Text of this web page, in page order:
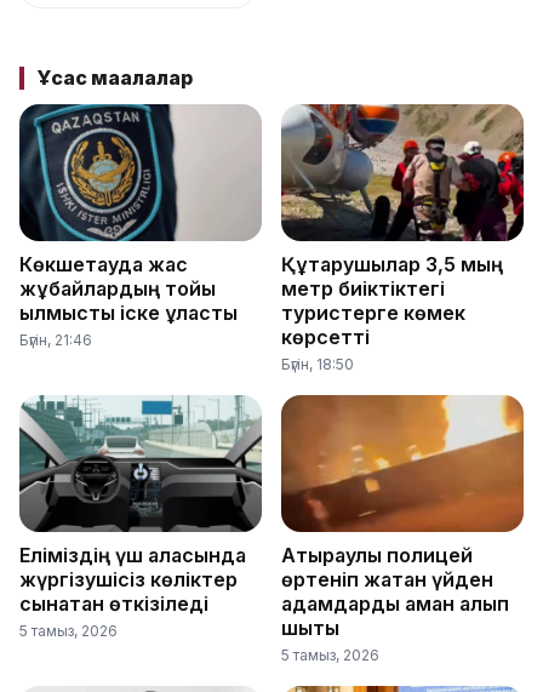
Ұқсас мақалалар
Көкшетауда жас
жұбайлардың тойы
қылмыстық іске ұласты
Бүгін, 21:46
Құтқарушылар 3,5 мың
метр биіктіктегі
туристерге көмек
көрсетті
Бүгін, 18:50
Еліміздің үш қаласында
жүргізушісіз көліктер
сынақтан өткізіледі
5 тамыз, 2026
Атыраулық полицей
өртеніп жатқан үйден
адамдарды аман алып
шықты
5 тамыз, 2026